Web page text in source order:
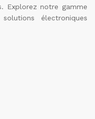
Explorez notre gamme
électroniques